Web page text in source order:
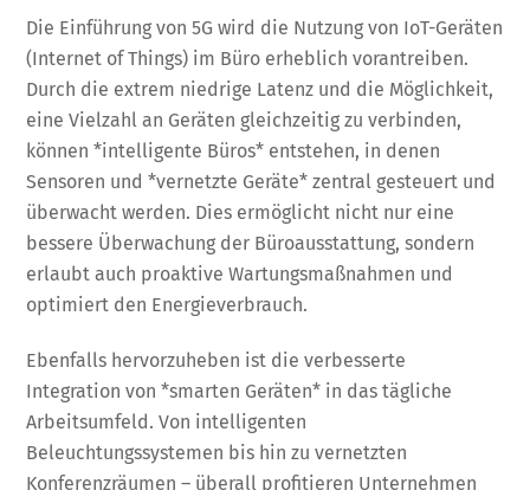
Die Einführung von 5G wird die Nutzung von IoT-Geräten
(Internet of Things) im Büro erheblich vorantreiben.
Durch die extrem niedrige Latenz und die Möglichkeit,
eine Vielzahl an Geräten gleichzeitig zu verbinden,
können *intelligente Büros* entstehen, in denen
Sensoren und *vernetzte Geräte* zentral gesteuert und
überwacht werden. Dies ermöglicht nicht nur eine
bessere Überwachung der Büroausstattung, sondern
erlaubt auch proaktive Wartungsmaßnahmen und
optimiert den Energieverbrauch.
Ebenfalls hervorzuheben ist die verbesserte
Integration von *smarten Geräten* in das tägliche
Arbeitsumfeld. Von intelligenten
Beleuchtungssystemen bis hin zu vernetzten
Konferenzräumen – überall profitieren Unternehmen